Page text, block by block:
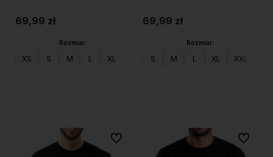
69,99 zł
Rozmiar:
XS S M L XL
69,99 zł
Rozmiar:
S M L XL XXL
Do ulubionych Do